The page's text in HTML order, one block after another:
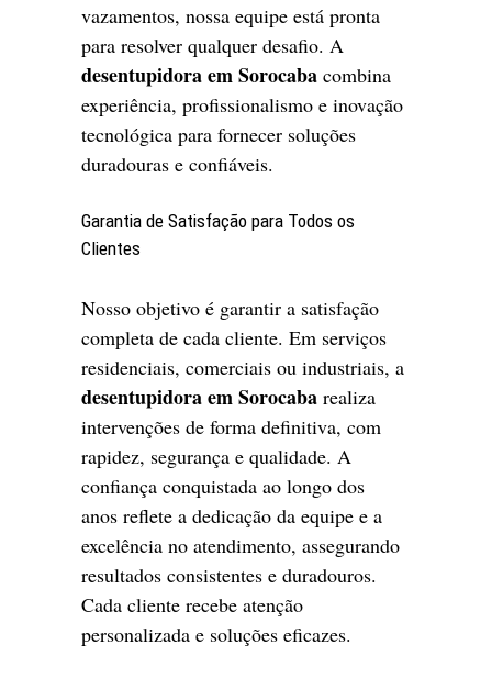
vazamentos, nossa equipe está pronta
para resolver qualquer desafio. A
desentupidora em Sorocaba combina
experiência, profissionalismo e inovação
tecnológica para fornecer soluções
duradouras e confiáveis.
Garantia de Satisfação para Todos os
Clientes
Nosso objetivo é garantir a satisfação
completa de cada cliente. Em serviços
residenciais, comerciais ou industriais, a
desentupidora em Sorocaba realiza
intervenções de forma definitiva, com
rapidez, segurança e qualidade. A
confiança conquistada ao longo dos
anos reflete a dedicação da equipe e a
excelência no atendimento, assegurando
resultados consistentes e duradouros.
Cada cliente recebe atenção
personalizada e soluções eficazes.